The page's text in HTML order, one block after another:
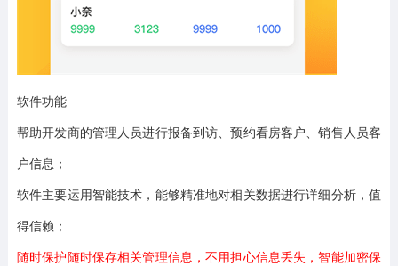
软件功能
帮助开发商的管理人员进行报备到访、预约看房客户、销售人员客
户信息；
软件主要运用智能技术，能够精准地对相关数据进行详细分析，值
得信赖；
随时保护随时保存相关管理信息，不用担心信息丢失，智能加密保